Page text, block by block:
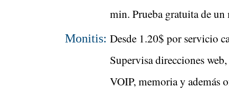
min. Prueba gratuita de un
Monitis: Desde 1.20$ por servicio
Supervisa direcciones
VOIP, memoria y además